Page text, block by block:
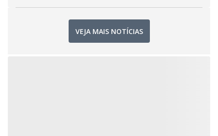
VEJA MAIS NOTÍCIAS